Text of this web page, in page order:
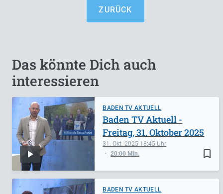
ZURÜCK
Das könnte Dich auch
interessieren
BADEN TV AKTUELL
bookmark_border
31. Okt. 2025 18:45
20:00 Min.
Baden TV Aktuell -
Freitag, 31. Oktober 2025
BADEN TV AKTUELL